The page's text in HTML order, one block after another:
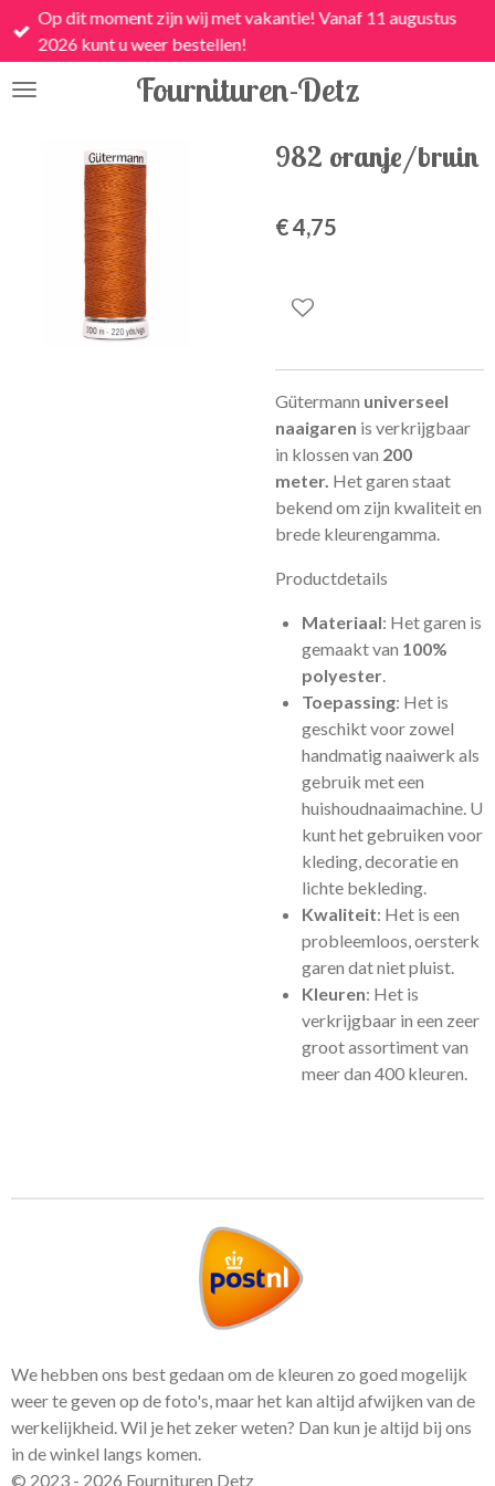
Ga
direct
de
Fournituren-Detz
Op dit moment zijn wij met vakantie! Vanaf 11 augustus
2026 kunt u weer bestellen!
982 oranje/bruin
€ 4,75
Gütermann universeel
naaigaren is verkrijgbaar
in klossen van 200
meter. Het garen staat
bekend om zijn kwaliteit en
brede kleurengamma.
Productdetails
Materiaal: Het garen is
gemaakt van 100%
polyester.
Toepassing: Het is
geschikt voor zowel
handmatig naaiwerk als
gebruik met een
huishoudnaaimachine. U
kunt het gebruiken voor
kleding, decoratie en
lichte bekleding.
Kwaliteit: Het is een
probleemloos, oersterk
garen dat niet pluist.
Kleuren: Het is
verkrijgbaar in een zeer
groot assortiment van
meer dan 400 kleuren.
We hebben ons best gedaan om de kleuren zo goed mogelijk
weer te geven op de foto's, maar het kan altijd afwijken van de
werkelijkheid. Wil je het zeker weten? Dan kun je altijd bij ons
in de winkel langs komen.
© 2023 - 2026 Fournituren Detz